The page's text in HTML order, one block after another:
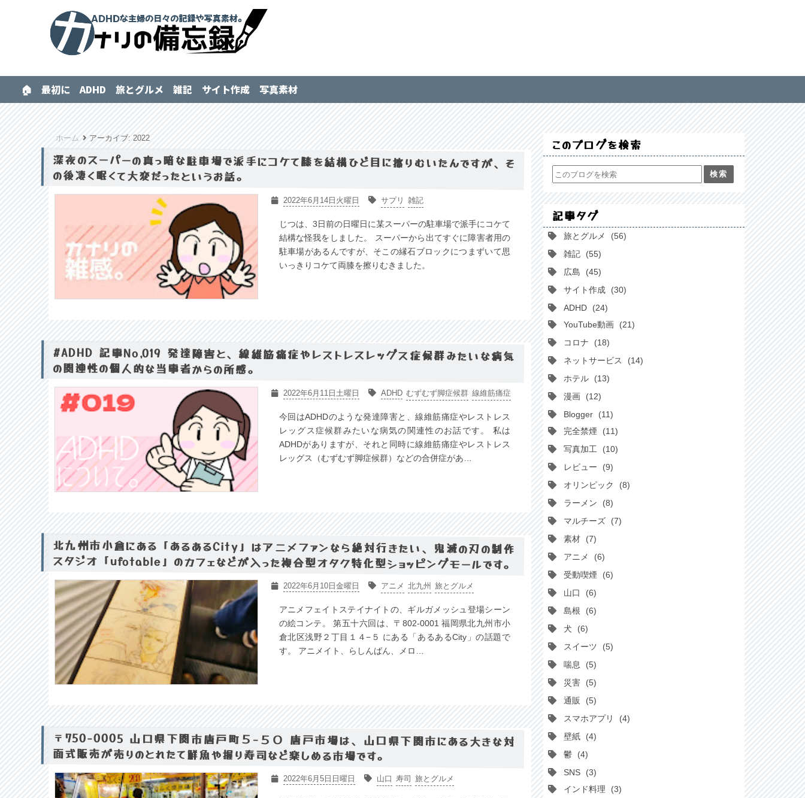
🏠 最初に ADHD 旅とグルメ 雑記 サイト作成 写真素材
ホーム アーカイブ: 2022
深夜のスーパーの真っ暗な駐車場で派手にコケて膝を結構ひど目に擦りむいたんですが、そ
の後凄く眠くて大変だったというお話。
2022年6月14日火曜日 サプリ 雑記
じつは、3日前の日曜日に某スーパーの駐車場で派手にコケて
結構な怪我をしました。 スーパーから出てすぐに障害者用の
駐車場があるんですが、そこの縁石ブロックにつまずいて思
いっきりコケて両膝を擦りむきました。
#ADHD 記事No,019 発達障害と、線維筋痛症やレストレスレッグス症候群みたいな病気
の関連性の個人的な当事者からの所感。
2022年6月11日土曜日 ADHD むずむず脚症候群 線維筋痛症
今回はADHDのような発達障害と、線維筋痛症やレストレス
レッグス症候群みたいな病気の関連性のお話です。 私は
ADHDがありますが、それと同時に線維筋痛症やレストレス
レッグス（むずむず脚症候群）などの合併症があ…
北九州市小倉にある「あるあるCity」はアニメファンなら絶対行きたい、鬼滅の刃の制作
スタジオ「ufotable」のカフェなどが入った複合型オタク特化型ショッピングモールです。
2022年6月10日金曜日 アニメ 北九州 旅とグルメ
アニメフェイトステイナイトの、ギルガメッシュ登場シーン
の絵コンテ。 第五十六回は、〒802-0001 福岡県北九州市小
倉北区浅野２丁目１４−５ にある「あるあるCity」の話題で
す。 アニメイト、らしんばん、メロ…
〒750-0005 山口県下関市唐戸町５−５０ 唐戸市場は、山口県下関市にある大きな対
面式販売が売りのとれたて鮮魚や握り寿司など楽しめる市場です。
2022年6月5日日曜日 山口 寿司 旅とグルメ
このブログを検索
記事タグ
旅とグルメ
56
雑記
55
広島
45
サイト作成
30
ADHD
24
YouTube動画
21
コロナ
18
ネットサービス
14
ホテル
13
漫画
12
Blogger
11
完全禁煙
11
写真加工
10
レビュー
9
オリンピック
8
ラーメン
8
マルチーズ
7
素材
7
アニメ
6
受動喫煙
6
山口
6
島根
6
犬
6
スイーツ
5
喘息
5
災害
5
通販
5
スマホアプリ
4
壁紙
4
鬱
4
SNS
3
インド料理
3